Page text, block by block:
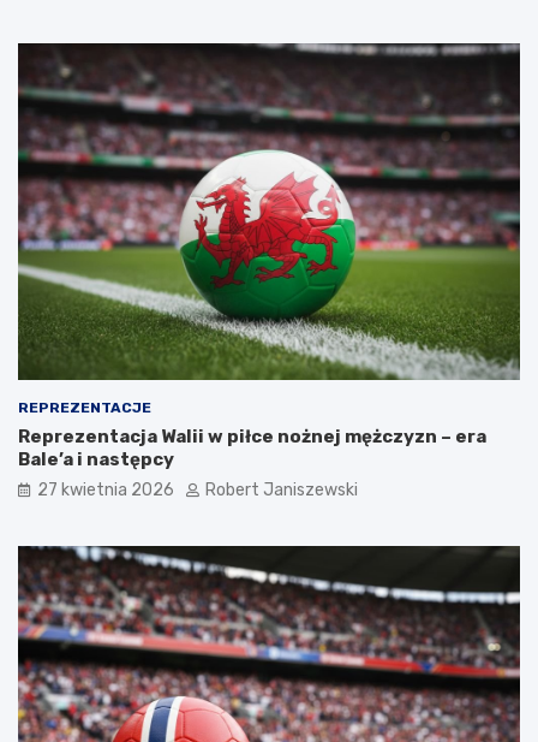
REPREZENTACJE
Reprezentacja Walii w piłce nożnej mężczyzn – era
Bale’a i następcy
27 kwietnia 2026 Robert Janiszewski